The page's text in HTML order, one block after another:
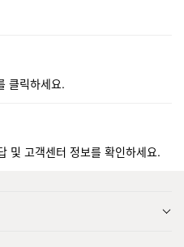
클릭하세요.
및 고객센터 정보를 확인하세요.